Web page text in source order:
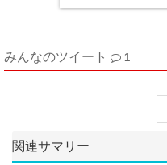
みんなのツイート 1
関連サマリー